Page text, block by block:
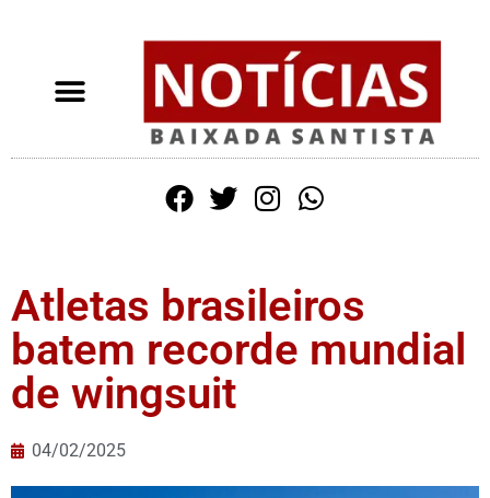
Atletas brasileiros
batem recorde mundial
de wingsuit
04/02/2025